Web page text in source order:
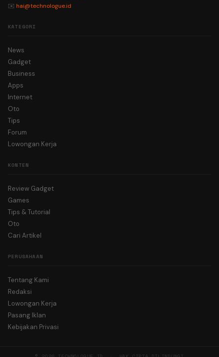
✉️ hai@technologue.id
KATEGORI
News
Gadget
Business
Apps
Internet
Oto
Tips
Forum
Lowongan Kerja
KONTEN
Review Gadget
Games
Tips & Tutorial
Oto
Cari Artikel
PERUSAHAAN
Tentang Kami
Redaksi
Lowongan Kerja
Pasang Iklan
Kebijakan Privasi